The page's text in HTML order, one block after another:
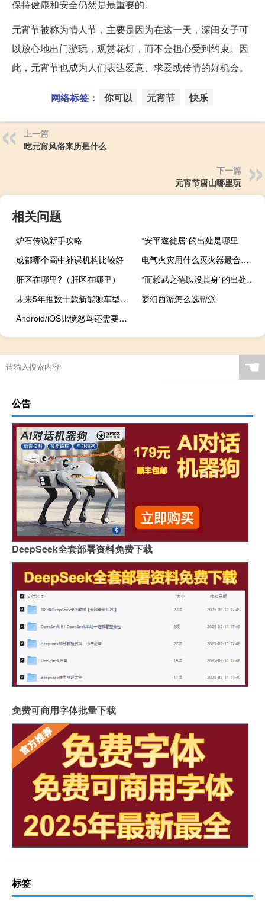
保持健康和安全仍然是最重要的。
元宵节被称为情人节，主要是因为在这一天，深闺女子可
以放心地出门游玩，观赏花灯，而不会担心受到约束。因
此，元宵节也成为人们表达爱意、求爱或传情的好机会。
网络标签： 你可以 元宵节 快乐
上一篇
吃元宵风俗来历是什么
下一篇
元宵节唐山哪里玩
相关问题
炉石传说新手攻略
“安平遂徙居”的出处是哪里
成都哪个高中补课机构比较好
电气火灾用什么灭火器最合适（电气火灾用什么灭火器）
肝区在哪里?（肝区在哪里）
“而赖武之德以没其身”的出处是哪里
未来5年推数十款新能源车型上汽大通发全领域新能源战略布局
梦幻西游怎么选帮派
Android/iOS比愤怒鸟还需要动脑筋的「物理游戏」amp8212Bad Piggies
☚
公告
DeepSeek全套部署资料免费下载
免费可商用字体批量下载
标签